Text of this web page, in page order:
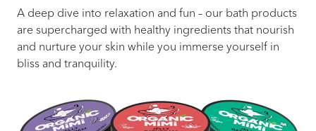
A deep dive into relaxation and fun – our bath products
are supercharged with healthy ingredients that nourish
and nurture your skin while you immerse yourself in
bliss and tranquility.